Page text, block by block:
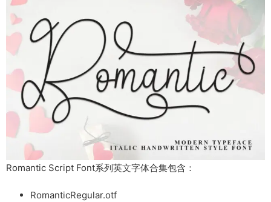
Romantic Script Font系列英文字体合集包含：
RomanticRegular.otf